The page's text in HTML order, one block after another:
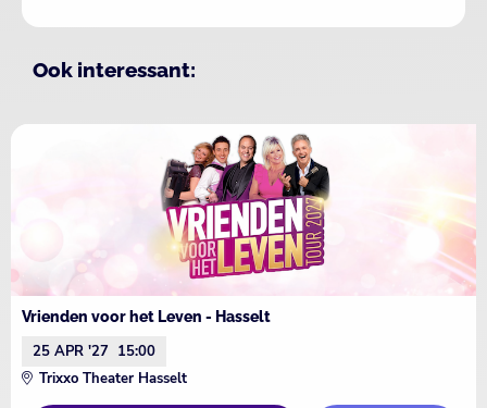
Ook interessant:
Vrienden voor het Leven - Hasselt
25 APR '27 15:00
Trixxo Theater Hasselt